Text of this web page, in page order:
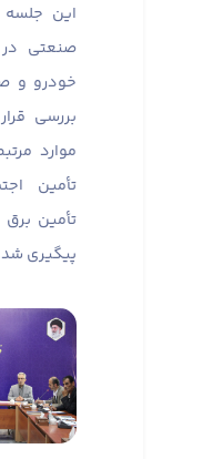
این
صنعتی
خودرو و
بررسی
موارد
تأمین
تأمین
پیگیری